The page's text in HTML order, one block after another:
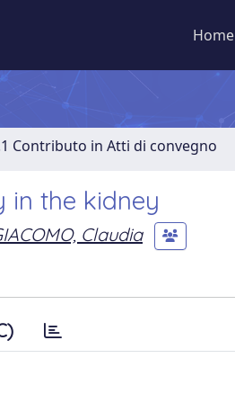
Home
Contributo in Atti di convegno
in the kidney
Claudia